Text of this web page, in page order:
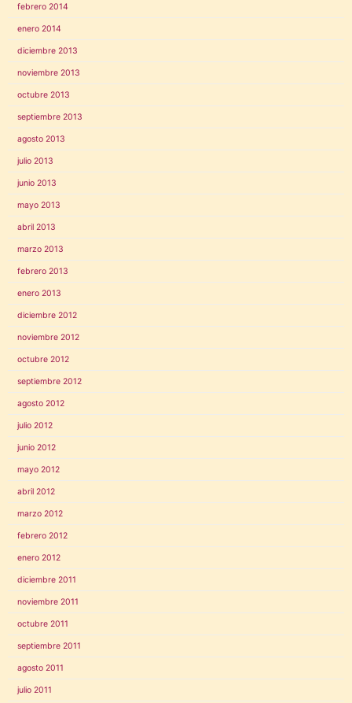
febrero 2014
enero 2014
diciembre 2013
noviembre 2013
octubre 2013
septiembre 2013
agosto 2013
julio 2013
junio 2013
mayo 2013
abril 2013
marzo 2013
febrero 2013
enero 2013
diciembre 2012
noviembre 2012
octubre 2012
septiembre 2012
agosto 2012
julio 2012
junio 2012
mayo 2012
abril 2012
marzo 2012
febrero 2012
enero 2012
diciembre 2011
noviembre 2011
octubre 2011
septiembre 2011
agosto 2011
julio 2011